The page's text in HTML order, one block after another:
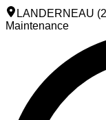
LANDERNEAU
Maintenance